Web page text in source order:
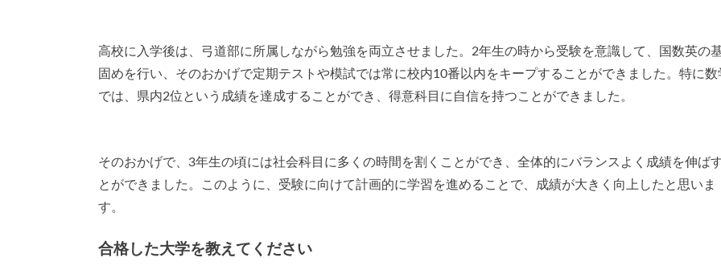
高校に入学後は、弓道部に所属しながら勉強を両立させました。2年生の時から受験を意識して、国数英の
固めを行い、そのおかげで定期テストや模試では常に校内10番以内をキープすることができました。特に数
では、県内2位という成績を達成することができ、得意科目に自信を持つことができました。
そのおかげで、3年生の頃には社会科目に多くの時間を割くことができ、全体的にバランスよく成績を伸ば
とができました。このように、受験に向けて計画的に学習を進めることで、成績が大きく向上したと思いま
す。
合格した大学を教えてください